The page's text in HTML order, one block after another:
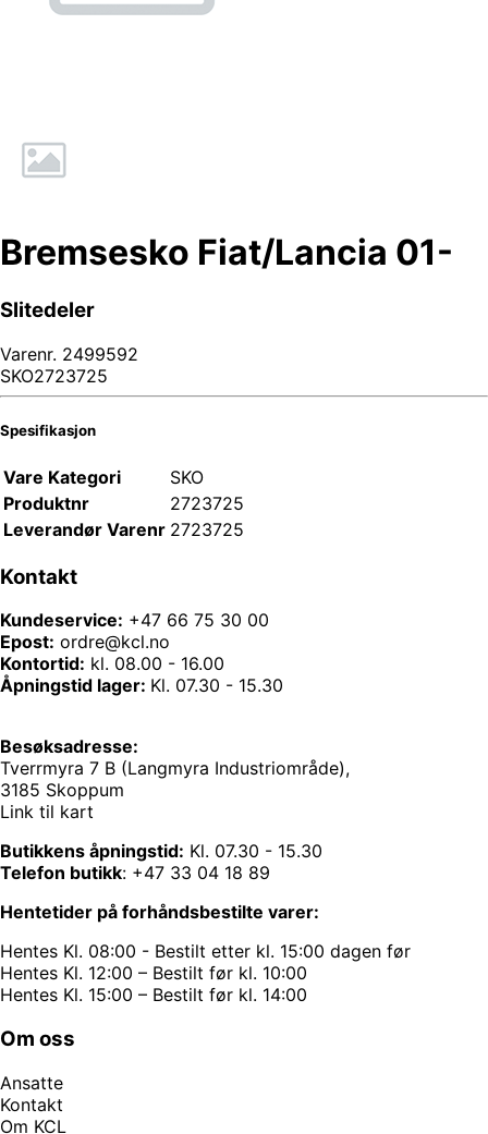
Bremsesko Fiat/Lancia 01-
Slitedeler
Varenr. 2499592
SKO2723725
Spesifikasjon
Vare Kategori
SKO
Produktnr
2723725
Leverandør Varenr 2723725
Kontakt
Kundeservice: +47 66 75 30 00
Epost: ordre@kcl.no
Kontortid: kl. 08.00 - 16.00
Åpningstid lager: Kl. 07.30 - 15.30
Besøksadresse:
Tverrmyra 7 B (Langmyra Industriområde),
3185 Skoppum
Link til kart
Butikkens åpningstid: Kl. 07.30 - 15.30
Telefon butikk: +47 33 04 18 89
Hentetider på forhåndsbestilte varer:
Hentes Kl. 08:00 - Bestilt etter kl. 15:00 dagen før
Hentes Kl. 12:00 – Bestilt før kl. 10:00
Hentes Kl. 15:00 – Bestilt før kl. 14:00
Om oss
Ansatte
Kontakt
Om KCL